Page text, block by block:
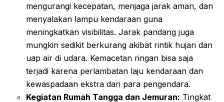
mengurangi kecepatan, menjaga jarak aman, dan
menyalakan lampu kendaraan guna
meningkatkan visibilitas. Jarak pandang juga
mungkin sedikit berkurang akibat rintik hujan dan
uap air di udara. Kemacetan ringan bisa saja
terjadi karena perlambatan laju kendaraan dan
kewaspadaan ekstra dari para pengendara.
Kegiatan Rumah Tangga dan Jemuran: Tingkat